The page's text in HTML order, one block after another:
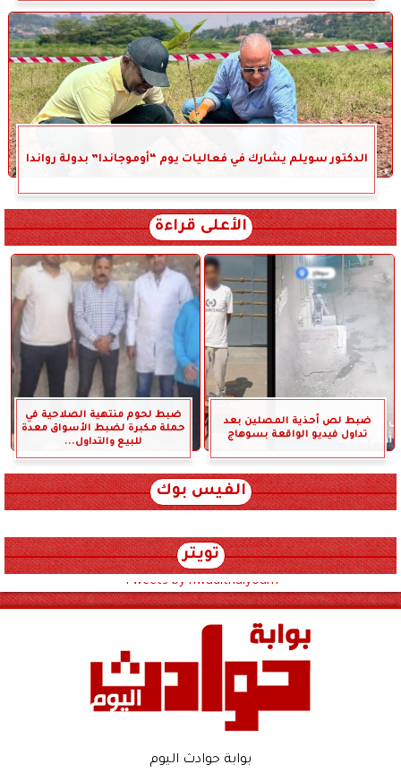
الدكتور سويلم يشارك في فعاليات يوم “أوموجاندا” بدولة رواندا
الأعلى قراءة
ضبط لص أحذية المصلين بعد
تداول فيديو الواقعة بسوهاج
ضبط لحوم منتهية الصلاحية في
حملة مكبرة لضبط الأسواق معدة
للبيع والتداول...
الفيس بوك
تويتر
Tweets by hwadithalyoum
بوابة حوادث اليوم